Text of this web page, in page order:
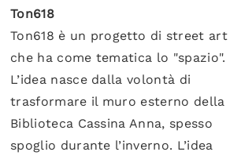
Ton618
Ton618 è un progetto di street art
che ha come tematica lo "spazio".
L’idea nasce dalla volontà di
trasformare il muro esterno della
Biblioteca Cassina Anna, spesso
spoglio durante l’inverno. L’idea